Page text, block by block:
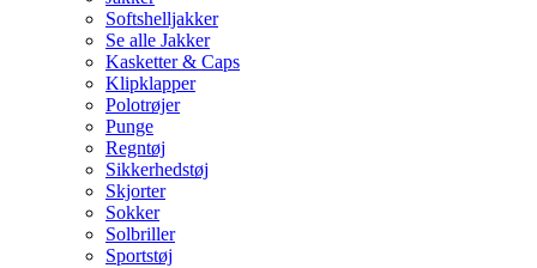
Softshelljakker
Se alle Jakker
Kasketter & Caps
Klipklapper
Polotrøjer
Punge
Regntøj
Sikkerhedstøj
Skjorter
Sokker
Solbriller
Sportstøj